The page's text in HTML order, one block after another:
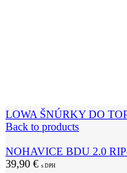
LOWA ŠNÚRKY DO
Back to products
NOHAVICE BDU 2.0
39,90 € s DPH